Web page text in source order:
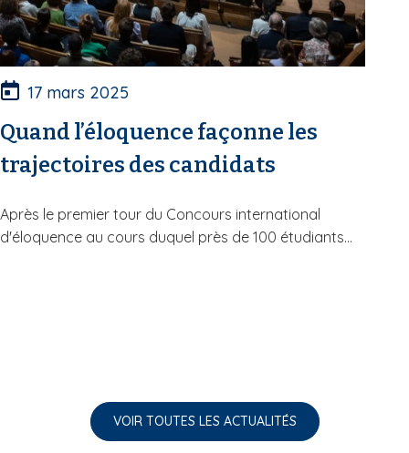
17 mars 2025
Quand l’éloquence façonne les
trajectoires des candidats
Après le premier tour du Concours international
d'éloquence au cours duquel près de 100 étudiants...
VOIR TOUTES LES ACTUALITÉS